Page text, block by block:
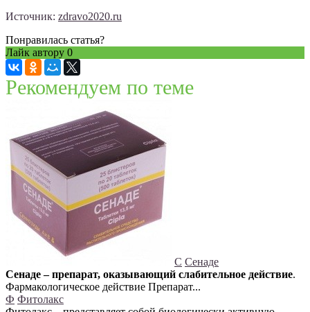
Источник: zdravo2020.ru
Понравилась статья?
Лайк автору 0
Рекомендуем по теме
С Сенаде
Сенаде – препарат, оказывающий слабительное действие.
Фармакологическое действие Препарат...
Ф Фитолакс